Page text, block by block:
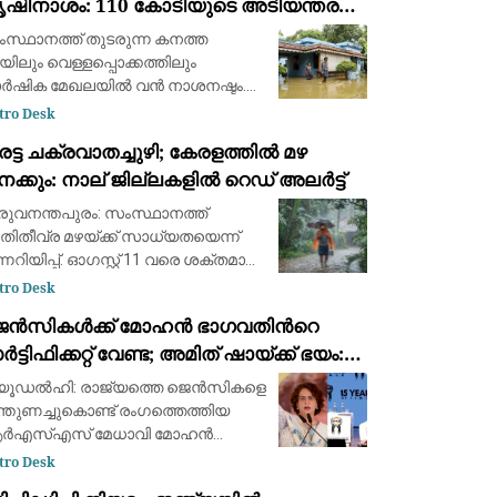
തേടി കേരളം
തുടരുന്ന കനത്ത
വെള്ളപ്പൊക്കത്തിലും
മേഖലയിൽ വൻ നാശനഷ്ടം.
കണക്കുകൾ പ്രകാരം
(ഏകദേശം 100 കോടി)
സംഭവിച്ചതായി കൃഷിമന്ത്രി
Desk
ചക്രവാതച്ചുഴി; കേരളത്തിൽ മഴ
നാല് ജില്ലകളിൽ റെഡ് അലർട്ട്
സംസ്ഥാനത്ത്
മഴയ്ക്ക് സാധ്യതയെന്ന്
ഓഗസ്റ്റ് 11 വരെ ശക്തമായ
സാധ്യതയാണ്
ഭാഗമായി
കാലാവ
Desk
മോഹൻ ഭാഗവതിന്‍റെ
വേണ്ട; അമിത് ഷായ്ക്ക് ഭയം:
വിമർശനവുമായി പ്രിയങ്കാ ഗാന്ധി
രാജ‍്യത്തെ ജെൻസികളെ
രംഗത്തെത്തിയ
മേധാവി മോഹൻ
രൂക്ഷ
Desk